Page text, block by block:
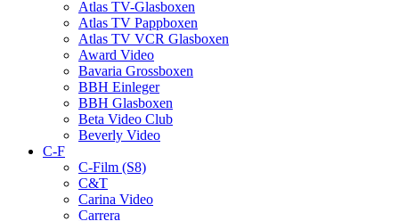
Atlas TV-Glasboxen
Atlas TV Pappboxen
Atlas TV VCR Glasboxen
Award Video
Bavaria Grossboxen
BBH Einleger
BBH Glasboxen
Beta Video Club
Beverly Video
C-F
C-Film (S8)
C&T
Carina Video
Carrera